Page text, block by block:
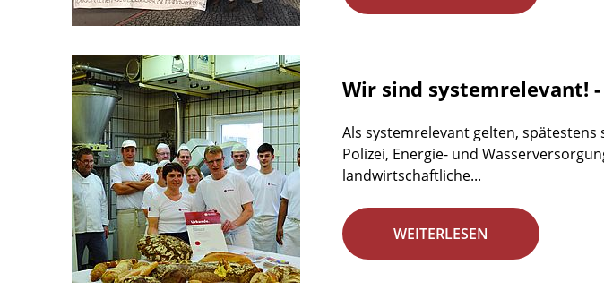
Wir sind systemrelevant! -
Als systemrelevant gelten,
Polizei, Energie- und
landwirtschaftliche...
WEITERLESEN